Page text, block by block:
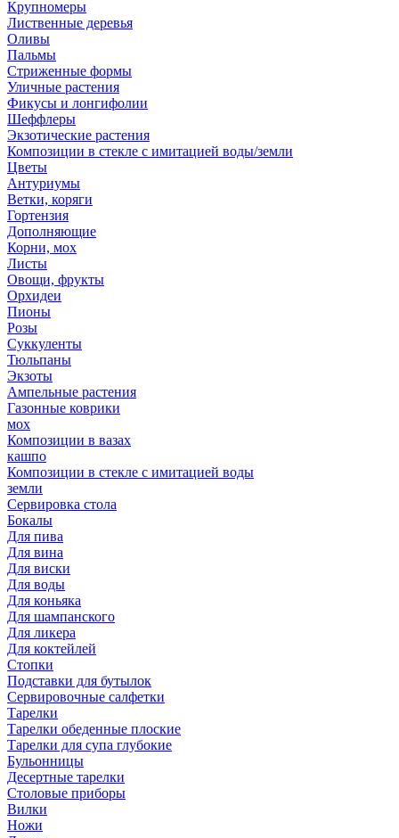
Крупномеры
Лиственные деревья
Оливы
Пальмы
Стриженные формы
Уличные растения
Фикусы и лонгифолии
Шеффлеры
Экзотические растения
Композиции в стекле с имитацией воды/земли
Цветы
Антуриумы
Ветки, коряги
Гортензия
Дополняющие
Корни, мох
Листы
Овощи, фрукты
Орхидеи
Пионы
Розы
Суккуленты
Тюльпаны
Экзоты
Ампельные растения
Газонные коврики
мох
Композиции в вазах
кашпо
Композиции в стекле с имитацией воды
земли
Сервировка стола
Бокалы
Для пива
Для вина
Для виски
Для воды
Для коньяка
Для шампанского
Для ликера
Для коктейлей
Стопки
Подставки для бутылок
Сервировочные салфетки
Тарелки
Тарелки обеденные плоские
Тарелки для супа глубокие
Бульонницы
Десертные тарелки
Столовые приборы
Вилки
Ножи